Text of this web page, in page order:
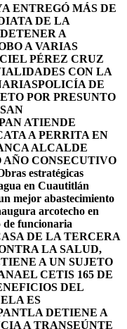
ENTREGÓ MÁS DE
DE LA
A
A VARIAS
PÉREZ CRUZ
CON LA
POLICÍA DE
POR PRESUNTO
ATIENDE
A PERRITA EN
ALCALDE
AÑO CONSECUTIVO
estratégicas
en Cuautitlán
mejor abastecimiento
arcotecho en
funcionaria
DE LA TERCERA
LA SALUD,
A UN SUJETO
EL CETIS 165 DE
DEL
ES
DETIENE A
A TRANSEÚNTE